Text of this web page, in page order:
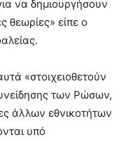
να δημιουργήσουν
θεωρίες» είπε ο
«στοιχειοθετούν
των Ρώσων,
άλλων εθνικοτήτων
υπό